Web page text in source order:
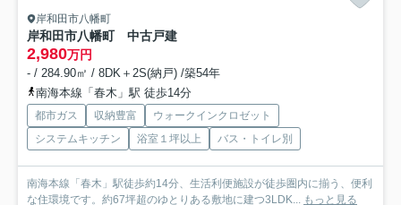
岸和田市八幡町
岸和田市八幡町 中古戸建
2,980万円
- / 284.90㎡ / 8DK＋2S(納戸) /築54年
南海本線「春木」駅 徒歩14分
都市ガス 収納豊富
ウォークインクロゼット
システムキッチン
浴室１坪以上 バス・トイレ別
南海本線「春木」駅徒歩約14分、生活利便施設が徒歩圏内に揃う、便利
な住環境です。約67坪超のゆとりある敷地に建つ3LDK...
もっと見る